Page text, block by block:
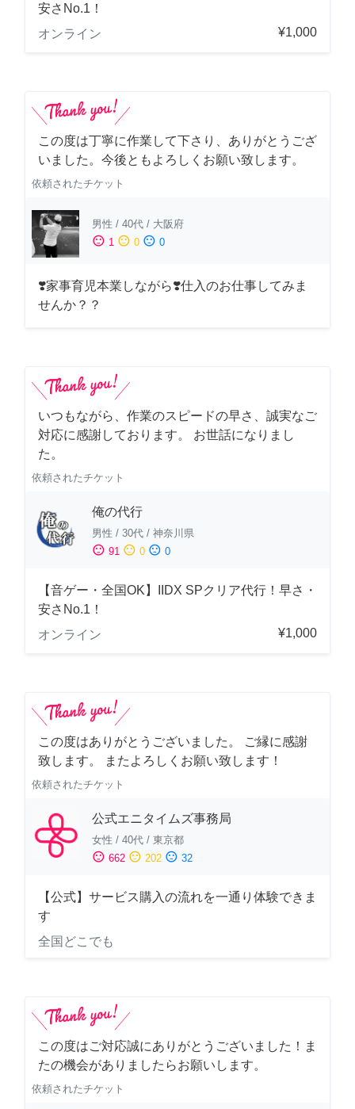
安さNo.1！
オンライン
¥1,000
この度は丁寧に作業して下さり、ありがとうござ
いました。今後ともよろしくお願い致します。
依頼されたチケット
男性 / 40代 / 大阪府
sentiment_satisfied 1 sentiment_neutral 0 sentiment_dissatisfied 0
❣️家事育児本業しながら❣️仕入のお仕事してみま
せんか？？
いつもながら、作業のスピードの早さ、誠実なご
対応に感謝しております。 お世話になりまし
た。
依頼されたチケット
俺の代行
男性 / 30代 / 神奈川県
sentiment_satisfied 91 sentiment_neutral 0 sentiment_dissatisfied 0
【音ゲー・全国OK】IIDX SPクリア代行！早さ・
安さNo.1！
オンライン
¥1,000
この度はありがとうございました。 ご縁に感謝
致します。 またよろしくお願い致します！
依頼されたチケット
公式エニタイムズ事務局
女性 / 40代 / 東京都
sentiment_satisfied 662 sentiment_neutral 202 sentiment_dissatisfied 32
【公式】サービス購入の流れを一通り体験できま
す
全国どこでも
この度はご対応誠にありがとうございました！ま
たの機会がありましたらお願いします。
依頼されたチケット